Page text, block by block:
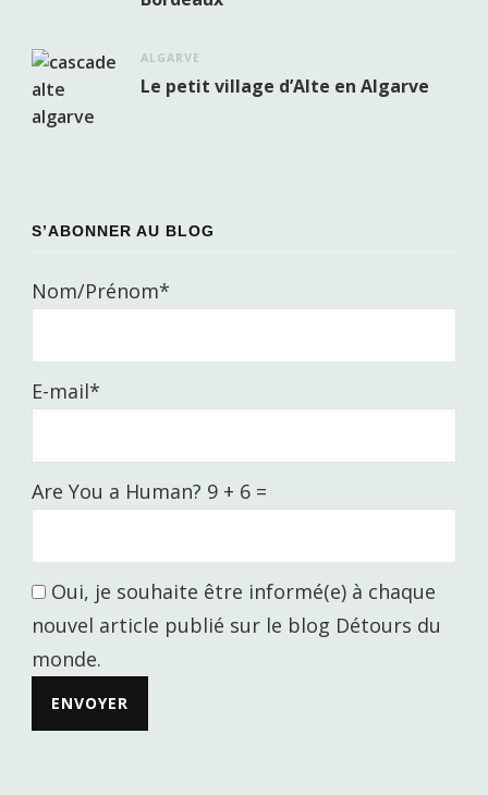
ALGARVE
Le petit village d’Alte en Algarve
S’ABONNER AU BLOG
Nom/Prénom*
E-mail*
Are You a Human? 9 + 6 =
Oui, je souhaite être informé(e) à chaque
nouvel article publié sur le blog Détours du
monde.